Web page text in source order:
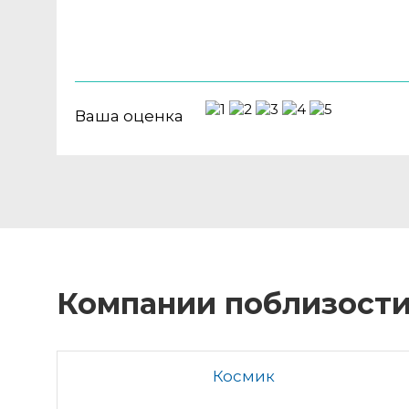
Ваша оценка
Компании поблизости
Космик